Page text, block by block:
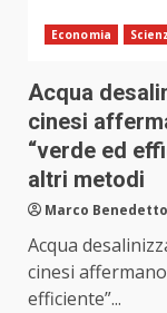
Economia
Acqua
cinesi
“verde ed
altri metodi
Marco Benedetto
Acqua
cinesi
efficiente”...